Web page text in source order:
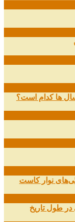
ها کدام است؟
نوار کاست
طول تاریخ